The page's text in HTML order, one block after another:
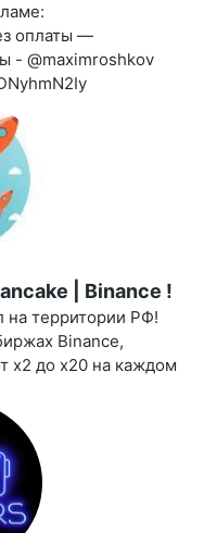
оплаты —
- @maximroshkov
| Binance !
территории РФ!
Binance,
х2 до х20 на каждом